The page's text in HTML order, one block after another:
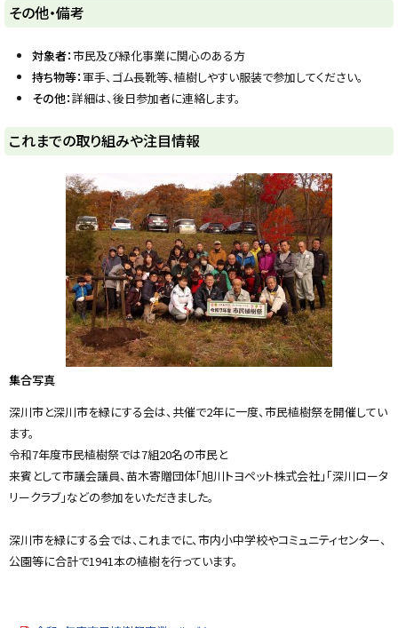
ト
ッ
プ
に
戻
その他・備考
対象者：市民及び緑化事業に関心のある方
持ち物等：軍手、ゴム長靴等、植樹しやすい服装で参加してください。
その他：詳細は、後日参加者に連絡します。
ト
ッ
これまでの取り組みや注目情報
集合写真
深川市と深川市を緑にする会は、共催で2年に一度、市民植樹祭を開催してい
ます。
令和7年度市民植樹祭では7組20名の市民と
来賓として市議会議員、苗木寄贈団体「旭川トヨペット株式会社」「深川ロータ
リークラブ」などの参加をいただきました。
深川市を緑にする会では、これまでに、市内小中学校やコミュニティセンター、
公園等に合計で1941本の植樹を行っています。